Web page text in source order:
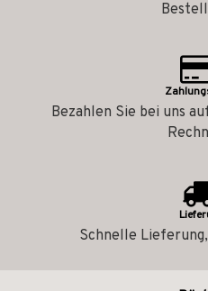
Bezahlen Sie bei uns
Schnelle